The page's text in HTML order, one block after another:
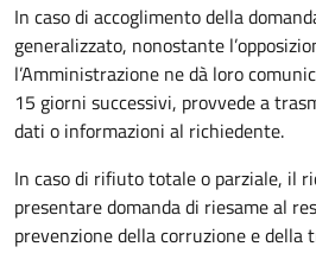
In caso di accoglimento della
generalizzato, nonostante
l’Amministrazione ne dà loro
15 giorni successivi, provvede a
dati o informazioni al richiedente.
In caso di rifiuto totale o parziale, il
presentare domanda di riesame al
prevenzione della corruzione e della